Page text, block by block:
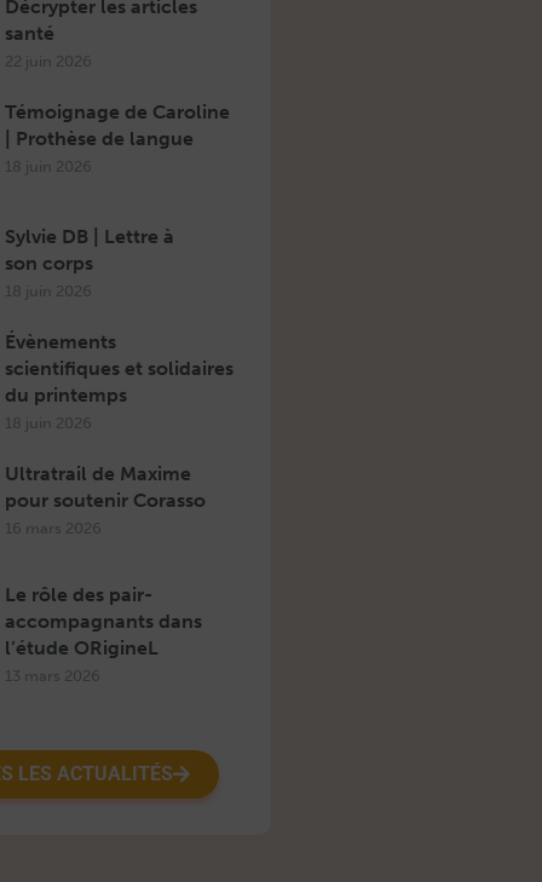
Décrypter les articles
santé
22 juin 2026
Témoignage de Caroline
| Prothèse de langue
18 juin 2026
Sylvie DB | Lettre à
son corps
18 juin 2026
Évènements
scientifiques et solidaires
du printemps
18 juin 2026
Ultratrail de Maxime
pour soutenir Corasso
16 mars 2026
Le rôle des pair-
accompagnants dans
l’étude ORigineL
13 mars 2026
LES ACTUALITÉS